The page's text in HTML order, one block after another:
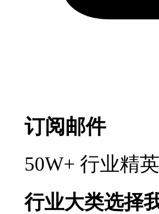
订阅邮件
50W+ 行业精
行业大类选择